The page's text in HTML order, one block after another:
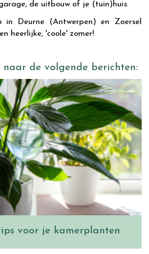
de uitbouw of je (tuin)huis.
in Deurne (Antwerpen) en Zoersel
heerlijke, 'coole' zomer!
naar de volgende berichten:
voor je kamerplanten